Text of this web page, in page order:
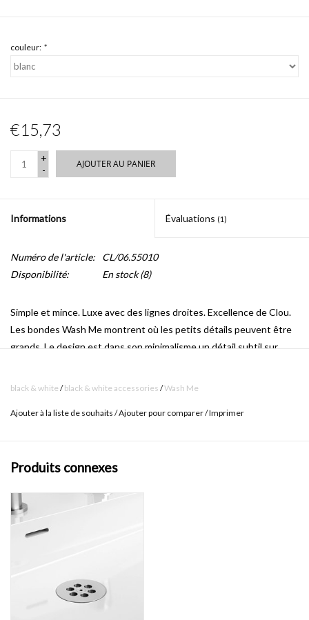
couleur: *
€15,73
+
-
AJOUTER AU PANIER
Informations Évaluations (1)
Numéro de l'article:
CL/06.55010
Disponibilité:
En stock(8)
Simple et mince.Luxe avec des lignes droites.Excellence de Clou.
Les bondes Wash Me montrent où les petits détails peuvent être
grands. Le design est dans son minimalisme un détail subtil sur
bouchon pour fermer la bonde
dans votre salle de bains.
l'eau afin d'être en posibilité d'ouvrir la bonde à nouveau, sans les
mains entrer en contact avec l'eau.
plusieurs couleurs modieuses pour un accent approprié à chaque
vos risques et périls.
black & white /black & white accessories /Wash Me
Ajouter à la liste de souhaits /Ajouter pour comparer/Imprimer
Produits connexes